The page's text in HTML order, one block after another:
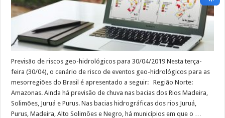
Previsão de riscos geo-hidrológicos para 30/04/2019 Nesta terça-
feira (30/04), o cenário de risco de eventos geo-hidrológicos para as
mesorregiões do Brasil é apresentado a seguir: Região Norte:
Amazonas. Ainda há previsão de chuva nas bacias dos Rios Madeira,
Solimões, Juruá e Purus. Nas bacias hidrográficas dos rios Juruá,
Purus, Madeira, Alto Solimões e Negro, há municípios em que o …